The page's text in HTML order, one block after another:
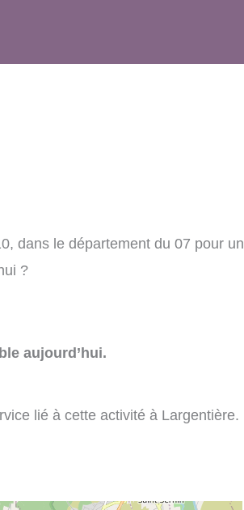
dans le département du 07 pour un
?
aujourd’hui.
lié à cette activité à Largentière.